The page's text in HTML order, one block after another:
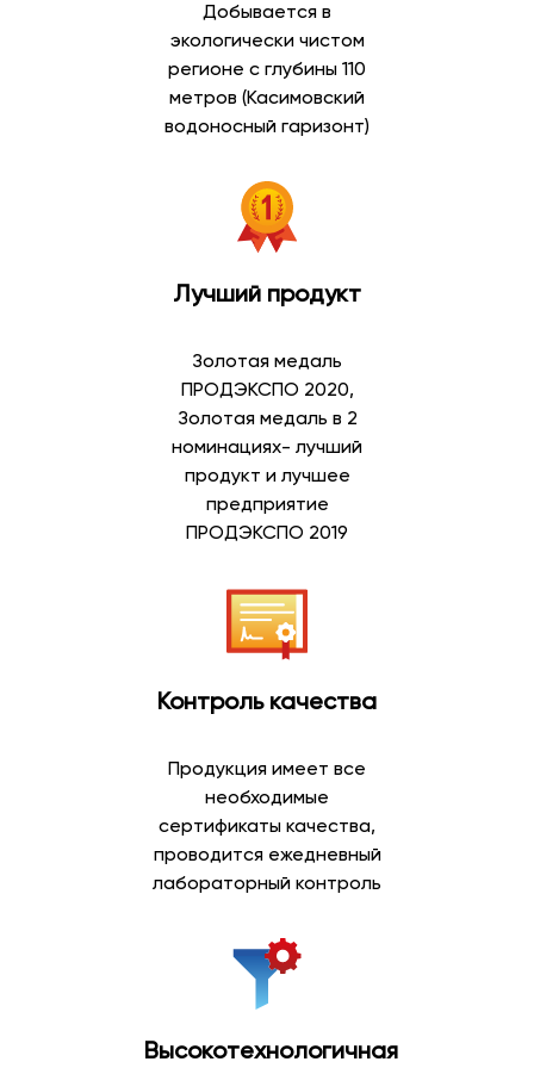
В каталоге доступны:
питьевая вода в бутылках;
артезианская вода;
минеральная вода;
негазированная вода;
вода высшей категории;
вода первой категории;
вода для дома и офиса.
Широкий выбор позволяет подобрать воду в
соответствии с личными предпочтениями и
особенностями потребления.
Артезианская вода
Артезианская вода добывается из глубоких подземных
водоносных горизонтов, защищенных от
грунта. Благодаря естественной фильтрации такая
вода отличается стабильным составом и приятным
Преимущества артезианской воды:
природное происхождение;
добыча из глубоких скважин;
сбалансированный минеральный состав;
возможность ежедневного употребления;
Артезианская вода пользуется высоким спросом
среди покупателей, которые предпочитают
натуральную питьевую воду для всей семьи.
Добывается в
экологически чистом
регионе с глубины 110
метров (Касимовский
водоносный гаризонт)
Лучший продукт
Золотая медаль
ПРОДЭКСПО 2020,
Золотая медаль в 2
номинациях- лучший
продукт и лучшее
предприятие
ПРОДЭКСПО 2019
Контроль качества
Продукция имеет все
необходимые
сертификаты качества,
проводится ежедневный
лабораторный контроль
Высокотехнологичная